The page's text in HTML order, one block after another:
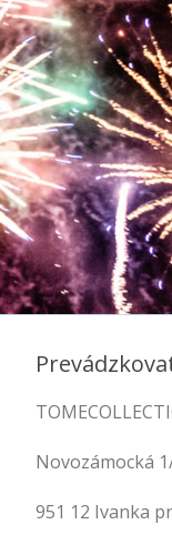
Novozámocká
951 12 Ivanka